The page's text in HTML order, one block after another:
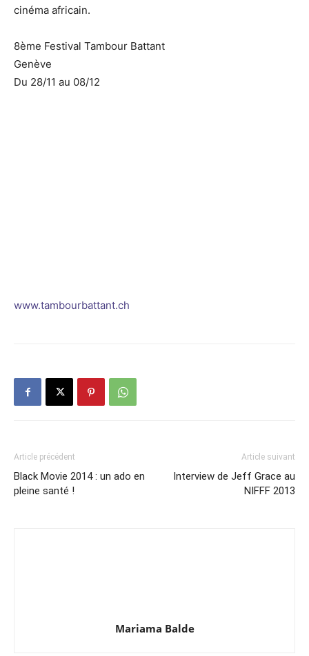
cinéma africain.
8ème Festival Tambour Battant
Genève
Du 28/11 au 08/12
www.tambourbattant.ch
Article précédent
Black Movie 2014 : un ado en
pleine santé !
Article suivant
Interview de Jeff Grace au
NIFFF 2013
Mariama Balde